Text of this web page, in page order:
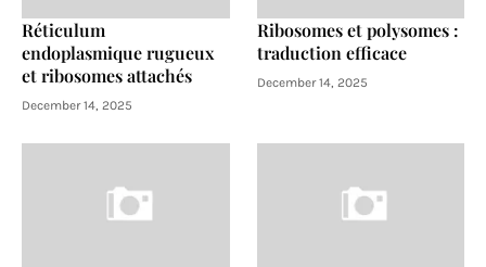
Réticulum
endoplasmique rugueux
et ribosomes attachés
December 14, 2025
Ribosomes et polysomes :
traduction efficace
December 14, 2025